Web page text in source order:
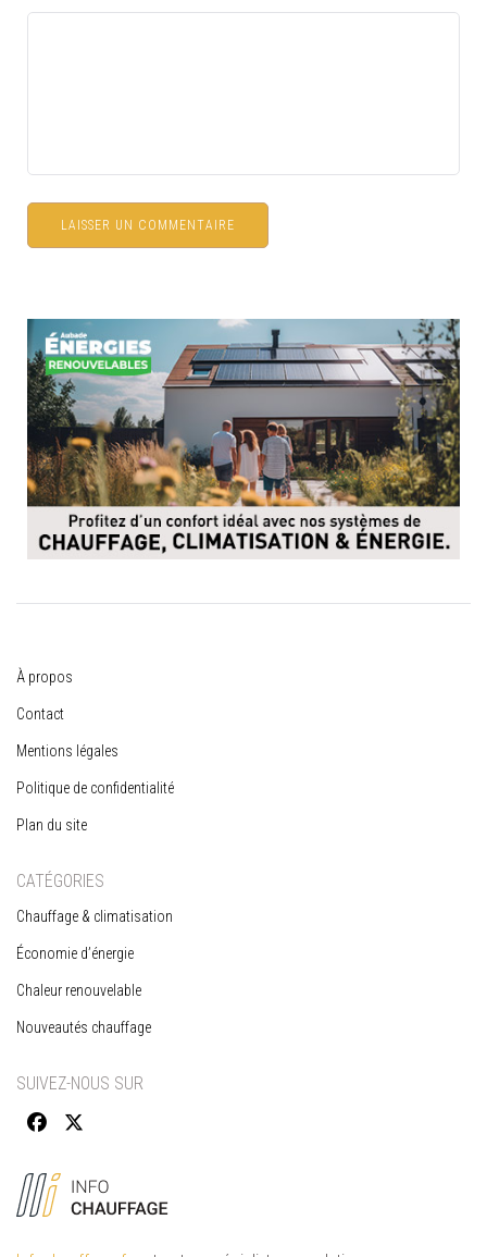
À propos
Contact
Mentions légales
Politique de confidentialité
Plan du site
CATÉGORIES
Chauffage & climatisation
Économie d’énergie
Chaleur renouvelable
Nouveautés chauffage
SUIVEZ-NOUS SUR